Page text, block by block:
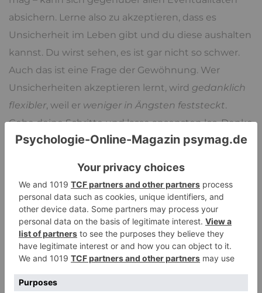
absichern. Lerne also zu akzeptieren, dass es
Unsicherheit im Leben gibt und du diese aushalten
kannst. Du wirst sehen, es ist gar nicht so schwer.
Auch das ist eine Frage der Gewöhnung. Wer
Unsicherheiten akzeptieren lernt, wird gedanklich
flexibler, weil er weniger in Ängsten feststeckt.
Gehe deine Schritte und lasse ansonsten los. Denke
nicht weiter darüber nach. Du wirst sehen, vieles
2. Bewusst vertrauen
Wie gesagt: Das Gegengewicht zur Angst und dem
zu starken Wunsch nach Kontrolle ist Vertrauen.
Menschen, die Angst vor Kontrollverlust haben,
haben oft auch mit Selbstwertproblemen zu